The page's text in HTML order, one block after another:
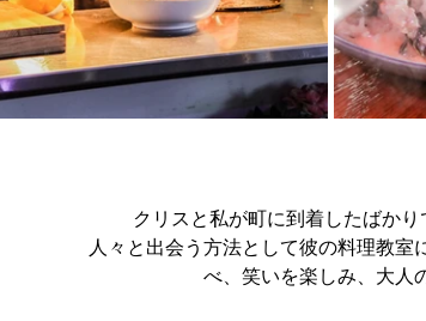
人々と出会う方法として彼の料理教
べ、笑いを楽しみ、大人